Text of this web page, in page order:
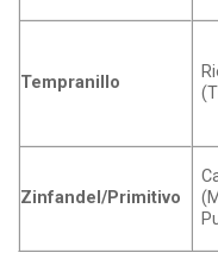
Tempranillo
Zinfandel/Primitivo